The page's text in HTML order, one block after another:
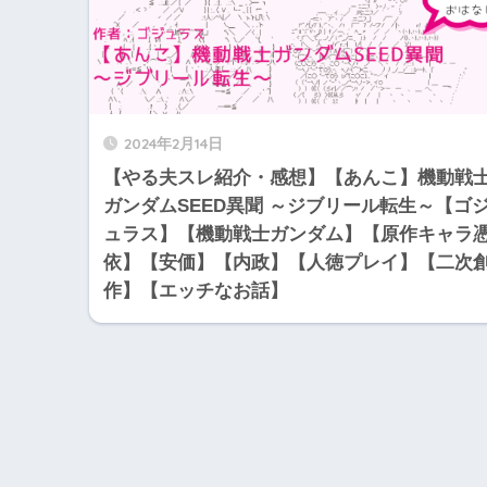
2024年2月14日
【やる夫スレ紹介・感想】【あんこ】機動戦
ガンダムSEED異聞 ～ジブリール転生～【ゴ
ュラス】【機動戦士ガンダム】【原作キャラ
依】【安価】【内政】【人徳プレイ】【二次創
作】【エッチなお話】